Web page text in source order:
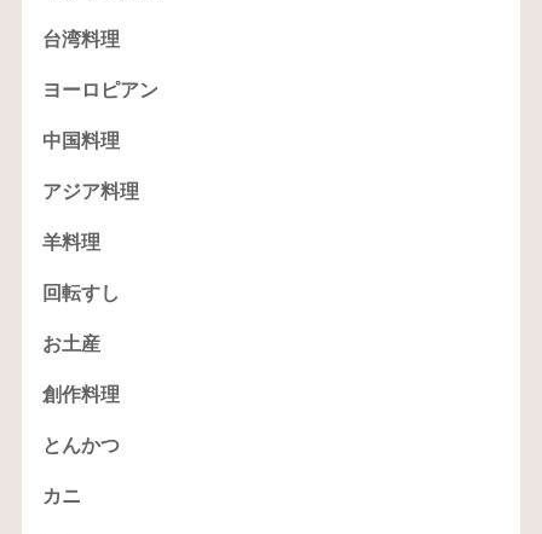
台湾料理
ヨーロピアン
中国料理
アジア料理
羊料理
回転すし
お土産
創作料理
とんかつ
カニ